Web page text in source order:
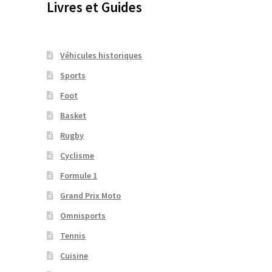
Livres et Guides
Véhicules historiques
Sports
Foot
Basket
Rugby
Cyclisme
Formule 1
Grand Prix Moto
Omnisports
Tennis
Cuisine